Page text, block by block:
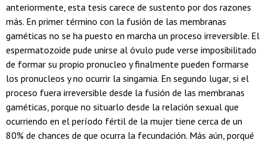
anteriormente, esta tesis carece de sustento por dos razones
más. En primer término con la fusión de las membranas
gaméticas no se ha puesto en marcha un proceso irreversible. El
espermatozoide pude unirse al óvulo pude verse imposibilitado
de formar su propio pronucleo y finalmente pueden formarse
los pronucleos y no ocurrir la singamia. En segundo lugar, si el
proceso fuera irreversible desde la fusión de las membranas
gaméticas, porque no situarlo desde la relación sexual que
ocurriendo en el período fértil de la mujer tiene cerca de un
80% de chances de que ocurra la fecundación. Más aún, porqué